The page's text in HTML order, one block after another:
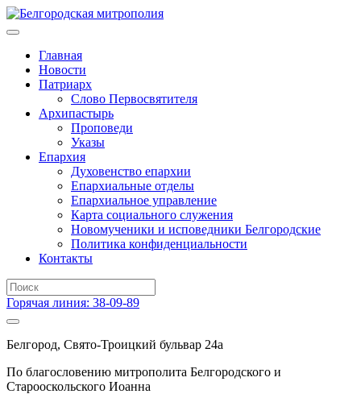
Главная
Новости
Патриарх
Слово Первосвятителя
Архипастырь
Проповеди
Указы
Епархия
Духовенство епархии
Епархиальные отделы
Епархиальное управление
Карта социального служения
Новомученики и исповедники Белгородские
Политика конфиденциальности
Контакты
Горячая линия: 38-09-89
Белгород, Свято-Троицкий бульвар 24а
По благословению митрополита Белгородского и
Старооскольского Иоанна